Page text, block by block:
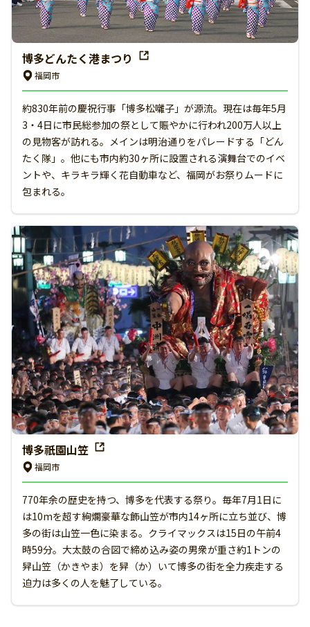
博多どんたく港まつり
福岡市
約830年前の慶祝行事「博多松囃子」が源流。現在は毎年5月
3・4日に市民総参加の祭として賑やかに行われ200万人以上
の見物客が訪れる。メインは明治通りをパレードする「どん
たく隊」。他にも市内約30ヶ所に設置される演舞台でのイベ
ントや、キラキラ輝く花自動車など、福岡がお祭りムードに
包まれる。
博多祇園山笠
福岡市
770年余の歴史を持つ、博多を代表する祭り。毎年7月1日に
は10mを超す絢爛豪華な飾山笠が市内14ヶ所に立ち並び、博
多の街は山笠一色に染まる。クライマックスは15日の午前4
時59分。大太鼓の合図で締め込み姿の男衆が重さ約1トンの
舁山笠（かきやま）を舁（か）いて博多の街を全力疾走する
迫力は多くの人を魅了している。